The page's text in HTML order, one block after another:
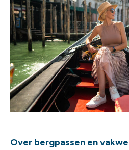
Over bergpassen en